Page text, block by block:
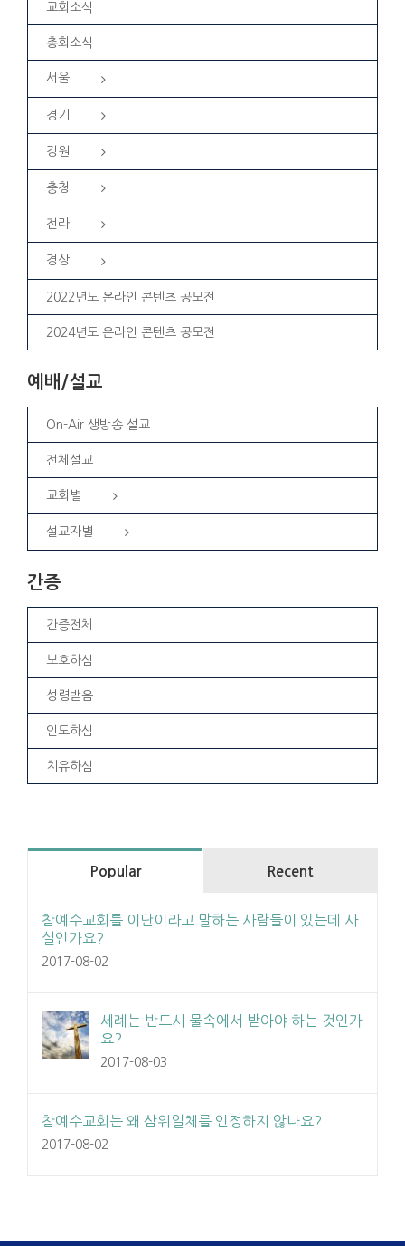
교회소식
총회소식
서울
경기
강원
충청
전라
경상
2022년도 온라인 콘텐츠 공모전
2024년도 온라인 콘텐츠 공모전
예배/설교
On-Air 생방송 설교
전체설교
교회별
설교자별
간증
간증전체
보호하심
성령받음
인도하심
치유하심
Popular Recent
참예수교회를 이단이라고 말하는 사람들이 있는데 사
실인가요?
2017-08-02
세례는 반드시 물속에서 받아야 하는 것인가
요?
2017-08-03
참예수교회는 왜 삼위일체를 인정하지 않나요?
2017-08-02